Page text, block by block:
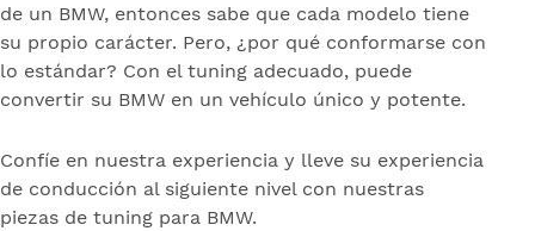
de un BMW, entonces sabe que cada modelo tiene
su propio carácter. Pero, ¿por qué conformarse con
lo estándar? Con el tuning adecuado, puede
convertir su BMW en un vehículo único y potente.
Confíe en nuestra experiencia y lleve su experiencia
de conducción al siguiente nivel con nuestras
piezas de tuning para BMW.